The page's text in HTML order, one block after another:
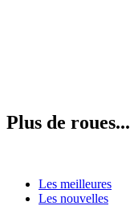
Plus de roues...
Les meilleures
Les nouvelles